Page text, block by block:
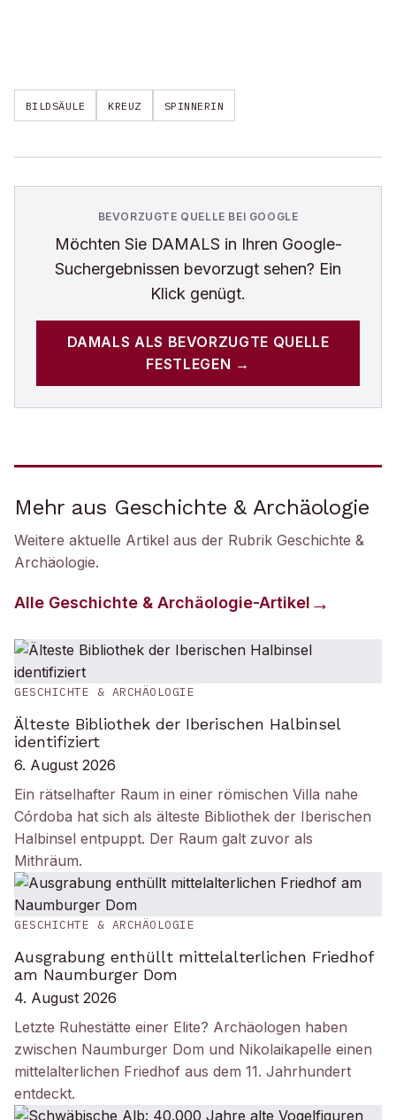
BILDSÄULE KREUZ SPINNERIN
BEVORZUGTE QUELLE BEI GOOGLE
Möchten Sie DAMALS in Ihren Google-
Suchergebnissen bevorzugt sehen? Ein
Klick genügt.
DAMALS ALS BEVORZUGTE QUELLE
FESTLEGEN →
Mehr aus Geschichte & Archäologie
Weitere aktuelle Artikel aus der Rubrik Geschichte &
Archäologie.
Alle Geschichte & Archäologie-Artikel
GESCHICHTE & ARCHÄOLOGIE
Älteste Bibliothek der Iberischen Halbinsel
identifiziert
6. August 2026
Ein rätselhafter Raum in einer römischen Villa nahe
Córdoba hat sich als älteste Bibliothek der Iberischen
Halbinsel entpuppt. Der Raum galt zuvor als
Mithräum.
GESCHICHTE & ARCHÄOLOGIE
Ausgrabung enthüllt mittelalterlichen Friedhof
am Naumburger Dom
4. August 2026
Letzte Ruhestätte einer Elite? Archäologen haben
zwischen Naumburger Dom und Nikolaikapelle einen
mittelalterlichen Friedhof aus dem 11. Jahrhundert
entdeckt.